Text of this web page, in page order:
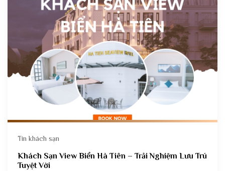
Tin khách sạn
Khách Sạn View Biển Hà Tiên – Trải Nghiệm Lưu Trú
Tuyệt Vời